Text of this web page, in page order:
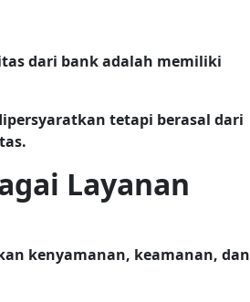
dari bank adalah memiliki
tetapi berasal dari
Layanan
kenyamanan, keamanan, dan